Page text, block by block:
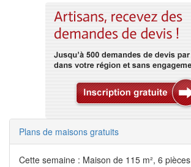
Plans de maisons gratuits
Cette semaine : Maison de 115 m², 6 pièces